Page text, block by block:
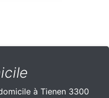
à Tienen 3300